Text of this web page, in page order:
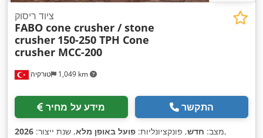
טורקיה 1,049 km
ציוד ריסוק
FABO cone crusher / stone
crusher 150-250 TPH Cone
crusher MCC-200
מידע על מחיר התקשר
מצב: חדש, פונקציונליות: פועל באופן מלא, שנת ייצור: 2026 ,